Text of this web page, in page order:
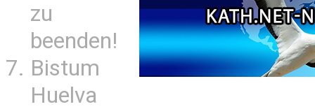
zu
beenden!
Bistum
Huelva